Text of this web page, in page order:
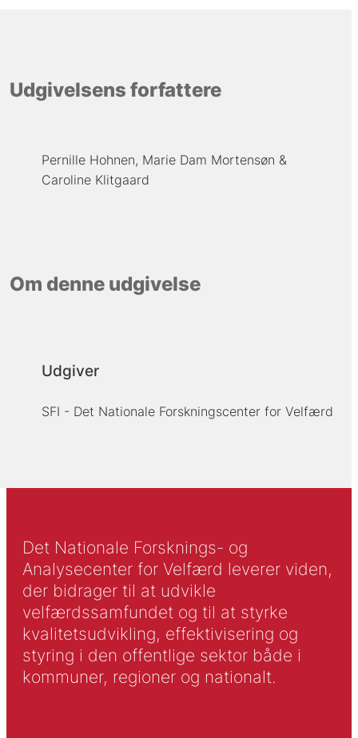
Udgivelsens forfattere
Pernille Hohnen Marie Dam Mortensøn
Caroline Klitgaard
Om denne udgivelse
Udgiver
SFI - Det Nationale Forskningscenter for Velfærd
Det Nationale Forsknings- og
Analysecenter for Velfærd leverer viden,
der bidrager til at udvikle
velfærdssamfundet og til at styrke
kvalitetsudvikling, effektivisering og
styring i den offentlige sektor både i
kommuner, regioner og nationalt.